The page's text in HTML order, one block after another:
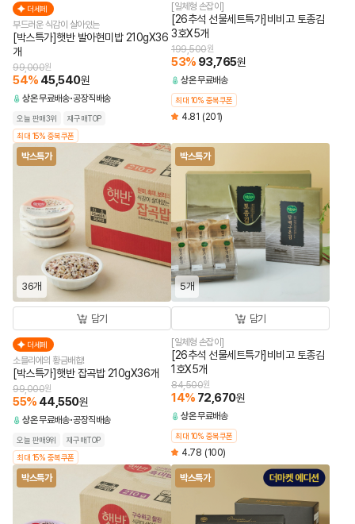
더세페
부드러운 식감이 살아있는
[박스특가]햇반 발아현미밥 210gX36
개
99,000원
54% 45,540원
상온무료배송 공장직배송
오늘 판매3위
재구매TOP
최대 15% 중복쿠폰
[일체형 손잡이]
[26추석 선물세트특가]비비고 토종김
3호X5개
199,500원
53% 93,765원
상온무료배송
최대 10% 중복쿠폰
4.81 (201)
박스특가
36개
담기
더세페
소믈리에의 황금배합!
[박스특가]햇반 잡곡밥 210gX36개
99,000원
55% 44,550원
상온무료배송 공장직배송
오늘 판매9위
재구매TOP
최대 15% 중복쿠폰
박스특가
5개
담기
[일체형 손잡이]
[26추석 선물세트특가]비비고 토종김
1호X5개
84,500원
14% 72,670원
상온무료배송
최대 10% 중복쿠폰
4.78 (100)
박스특가 박스특가